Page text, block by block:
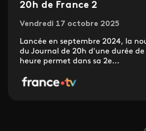
20h de France 2
Vendredi 17 octobre 2025
Lancée en septembre 2024, la
du Journal de 20h d'une durée
heure permet dans sa 2e...